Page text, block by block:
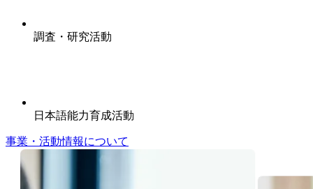
調査・研究活動
日本語能力育成活動
事業・活動情報について